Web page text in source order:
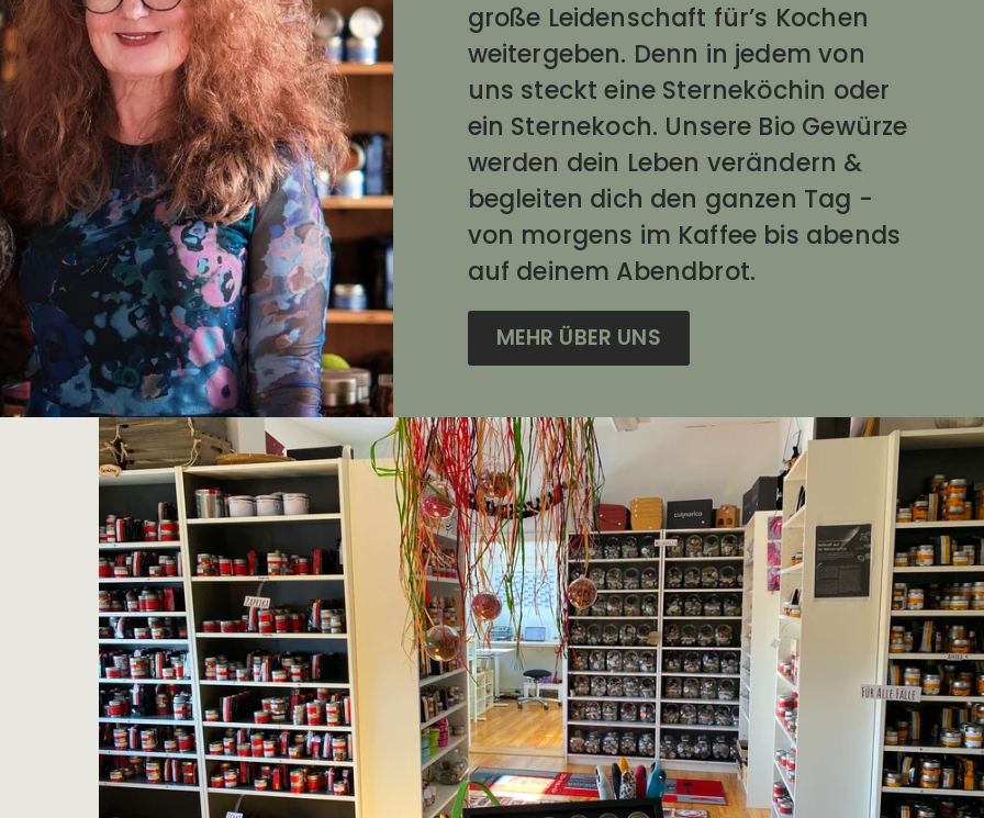
große Leidenschaft für’s Kochen
weitergeben. Denn in jedem von
uns steckt eine Sterneköchin oder
ein Sternekoch. Unsere Bio Gewürze
werden dein Leben verändern &
begleiten dich den ganzen Tag -
von morgens im Kaffee bis abends
auf deinem Abendbrot.
MEHR ÜBER UNS